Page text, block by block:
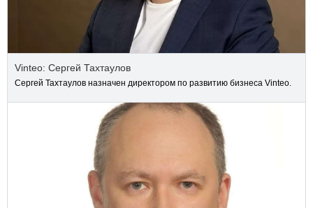
Vinteo: Сергей Тахтаулов
Сергей Тахтаулов назначен директором по развитию бизнеса Vinteo.